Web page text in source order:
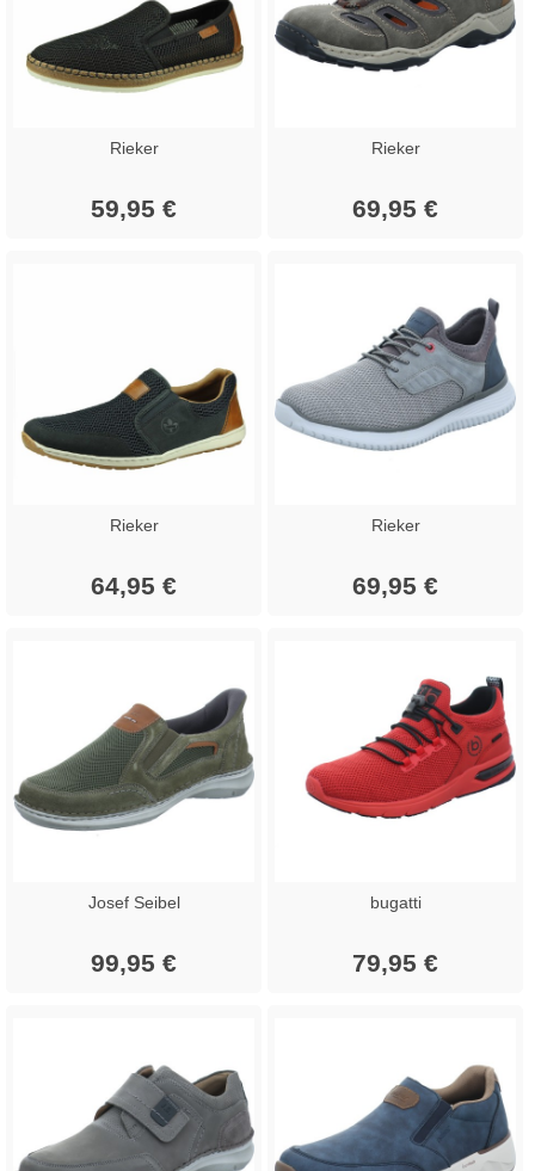
Rieker
59,95 €
Rieker
69,95 €
Rieker
64,95 €
Rieker
69,95 €
Josef Seibel
99,95 €
bugatti
79,95 €